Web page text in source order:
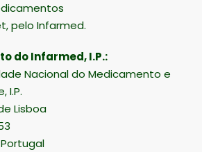
pelo Infarmed.
do Infarmed, I.P.:
Nacional do Medicamento e
I.P.
Lisboa